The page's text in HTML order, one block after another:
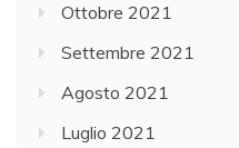
Ottobre 2021
Settembre 2021
Agosto 2021
Luglio 2021